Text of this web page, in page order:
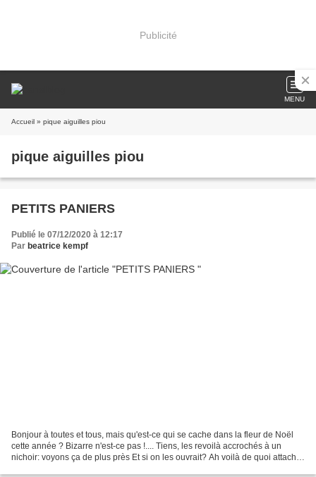
Publicité
MENU
Accueil » pique aiguilles piou
pique aiguilles piou
PETITS PANIERS
Publié le 07/12/2020 à 12:17
Par beatrice kempf
Bonjour à toutes et tous, mais qu'est-ce qui se cache dans la fleur de Noël
cette année ? Bizarre n'est-ce pas !.... Tiens, les revoilà accrochés à un
nichoir: voyons ça de plus près Et si on les ouvrait? Ah voilà de quoi attacher